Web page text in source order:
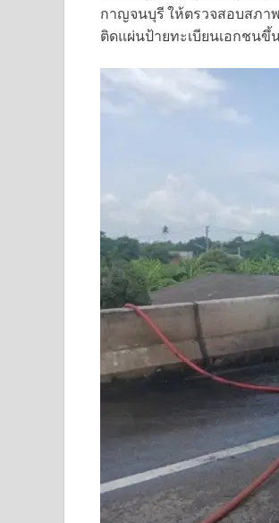
กาญจนบุรี ให้ตรวจสอบสภา
ติดแผ่นป้ายทะเบียนเอกชนขึ้